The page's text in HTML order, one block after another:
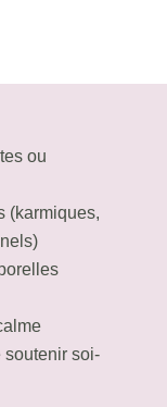
ou
(karmiques,
soutenir soi-